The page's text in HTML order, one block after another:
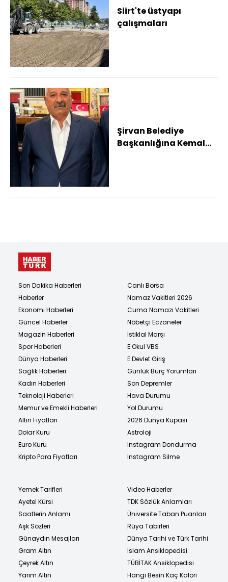
Siirt'te üstyapı
çalışmaları
Şirvan Belediye
Başkanlığına Kemal
Son Dakika Haberleri
Haberler
Ekonomi Haberleri
Güncel Haberler
Magazin Haberleri
Spor Haberleri
Dünya Haberleri
Sağlık Haberleri
Kadın Haberleri
Teknoloji Haberleri
Memur ve Emekli Haberleri
Altın Fiyatları
Dolar Kuru
Euro Kuru
Kripto Para Fiyatları
Canlı Borsa
Namaz Vakitleri 2026
Cuma Namazı Vakitleri
Nöbetçi Eczaneler
İstiklal Marşı
E Okul VBS
E Devlet Giriş
Günlük Burç Yorumları
Son Depremler
Hava Durumu
Yol Durumu
2026 Dünya Kupası
Astroloji
Instagram Dondurma
Instagram Silme
Yemek Tarifleri
Ayetel Kürsi
Saatlerin Anlamı
Aşk Sözleri
Günaydın Mesajları
Gram Altın
Çeyrek Altın
Yarım Altın
Video Haberler
TDK Sözlük Anlamları
Üniversite Taban Puanları
Rüya Tabirleri
Dünya Tarihi ve Türk Tarihi
İslam Ansiklopedisi
TÜBİTAK Ansiklopedisi
Hangi Besin Kaç Kalori